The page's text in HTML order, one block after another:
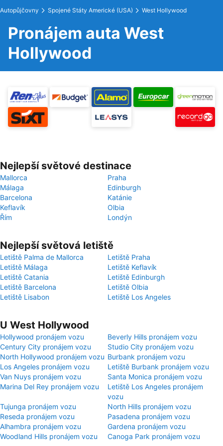
Autopůjčovny Spojené Státy Americké (USA) West Hollywood
Pronájem auta West
Hollywood
Nejlepší světové destinace
Mallorca
Praha
Málaga
Edinburgh
Barcelona
Katánie
Keflavík
Olbia
Řím
Londýn
Nejlepší světová letiště
Letiště Palma de Mallorca
Letiště Praha
Letiště Málaga
Letiště Keflavík
Letiště Catania
Letiště Edinburgh
Letiště Barcelona
Letiště Olbia
Letiště Lisabon
Letiště Los Angeles
U West Hollywood
Hollywood pronájem vozu
Beverly Hills pronájem vozu
Century City pronájem vozu
Studio City pronájem vozu
North Hollywood pronájem vozu Burbank pronájem vozu
Los Angeles pronájem vozu
Letiště Burbank pronájem vozu
Van Nuys pronájem vozu
Santa Monica pronájem vozu
Marina Del Rey pronájem vozu
Letiště Los Angeles pronájem
vozu
Tujunga pronájem vozu
North Hills pronájem vozu
Reseda pronájem vozu
Pasadena pronájem vozu
Alhambra pronájem vozu
Gardena pronájem vozu
Woodland Hills pronájem vozu
Canoga Park pronájem vozu